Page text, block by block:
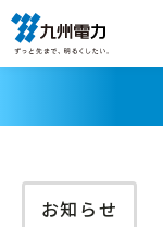
お知らせ